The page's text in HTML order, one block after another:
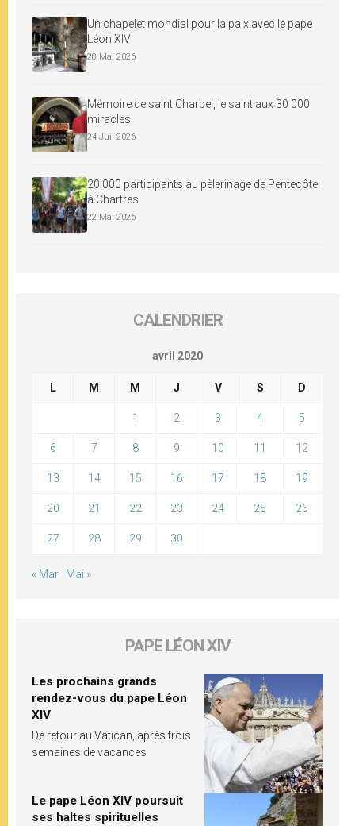
Un chapelet mondial pour la paix avec le pape
Léon XIV
28 Mai 2026
Mémoire de saint Charbel, le saint aux 30 000
miracles
24 Juil 2026
20 000 participants au pèlerinage de Pentecôte
à Chartres
22 Mai 2026
CALENDRIER
avril 2020
L M M J V S D
1 2 3 4 5
6 7 8 9 10 11 12
13 14 15 16 17 18 19
20 21 22 23 24 25 26
27 28 29 30
« Mar Mai »
PAPE LÉON XIV
Les prochains grands
rendez-vous du pape Léon
XIV
De retour au Vatican, après trois
semaines de vacances
Le pape Léon XIV poursuit
ses haltes spirituelles